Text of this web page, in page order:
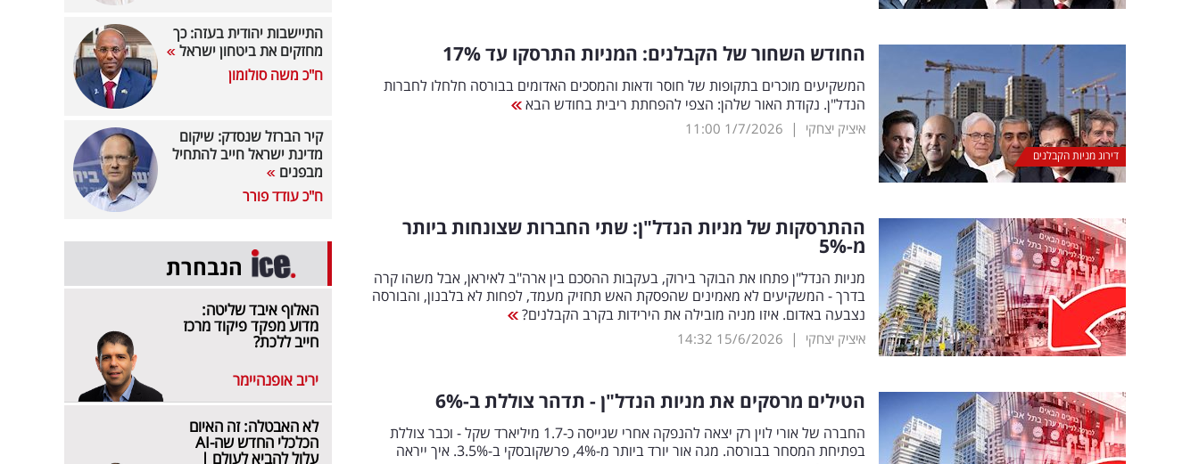
דירוג מניות הקבלנים
החודש השחור של הקבלנים: המניות התרסקו עד 17%
המשקיעים מוכרים בתקופות של חוסר ודאות והמסכים האדומים בבורסה חלחלו לחברות
הנדל"ן. נקודת האור שלהן: הצפי להפחתת ריבית בחודש הבא
איציק יצחקי |
1/7/2026
11:00
ההתרסקות של מניות הנדל"ן: שתי החברות שצונחות ביותר
מ-5%
מניות הנדל"ן פתחו את הבוקר בירוק, בעקבות ההסכם בין ארה"ב לאיראן, אבל משהו קרה
בדרך - המשקיעים לא מאמינים שהפסקת האש תחזיק מעמד, לפחות לא בלבנון, והבורסה
נצבעה באדום. איזו מניה מובילה את הירידות בקרב הקבלנים?
איציק יצחקי |
15/6/2026
14:32
הטילים מרסקים את מניות הנדל"ן - תדהר צוללת ב-6%
החברה של אורי לוין רק יצאה להנפקה אחרי שגייסה כ-1.7 מיליארד שקל - וכבר צוללת
בפתיחת המסחר בבורסה. מגה אור יורד ביותר מ-4%, פרשקובסקי ב-3.5%. איך ייראה
התיישבות יהודית בעזה: כך
מחזקים את ביטחון ישראל
ח"כ משה סולומון
קיר הברזל שנסדק: שיקום
מדינת ישראל חייב להתחיל
מבפנים
ח"כ עודד פורר
הנבחרת
האלוף איבד שליטה:
מדוע מפקד פיקוד מרכז
חייב ללכת?
יריב אופנהיימר
לא האבטלה: זה האיום
הכלכלי החדש שה-AI
עלול להביא לעולם |